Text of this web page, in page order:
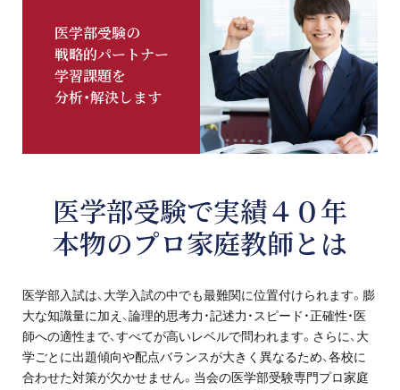
短期フリープラン
お申込みの流れ
よくある質問
採用情報
医学部受験の
戦略的パートナー
学習課題を
分析・解決します
医学部受験で実績４０年
本物のプロ家庭教師とは
医学部入試は、大学入試の中でも最難関に位置付けられます。膨
大な知識量に加え、論理的思考力・記述力・スピード・正確性・医
師への適性まで、すべてが高いレベルで問われます。さらに、大
学ごとに出題傾向や配点バランスが大きく異なるため、各校に
合わせた対策が欠かせません。当会の医学部受験専門プロ家庭